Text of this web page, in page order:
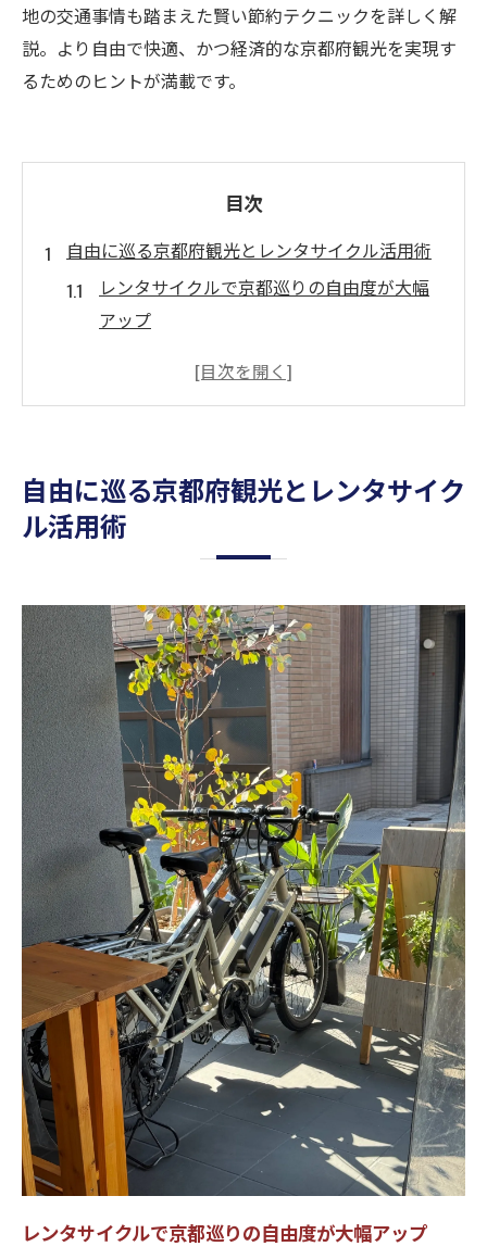
地の交通事情も踏まえた賢い節約テクニックを詳しく解
説。より自由で快適、かつ経済的な京都府観光を実現す
るためのヒントが満載です。
目次
自由に巡る京都府観光とレンタサイクル活用術
レンタサイクルで京都巡りの自由度が大幅
アップ
京都観光にレンタサイクルが選ばれる理由
初心者が知るべきレンタサイクルの基本
電動レンタサイクルが叶える快適な旅のコツ
長距離移動に最適な電動レンタサイクル
電動レンタサイクルの使い方と選び方
レンタサイクルで疲労を抑えた旅を実現
電動レンタサイクルの料金とお得ポイント
乗り捨て可能なレンタサイクル利用の実践例
乗り捨てレンタサイクルで自由な観光ルー
ト
レンタサイクル乗り捨てのメリットと注意
点
主要駅で便利なレンタサイクル乗り捨て活
用術
おすすめの乗り捨て対応レンタサイクルサ
ービス
レンタサイクル乗り捨てで時短観光を叶え
る
格安レンタサイクルで京都府をお得に楽しむ方
減
自由に巡る京都府観光とレンタサイク
ル活用術
レンタサイクルで京都巡りの自由度が大幅アップ